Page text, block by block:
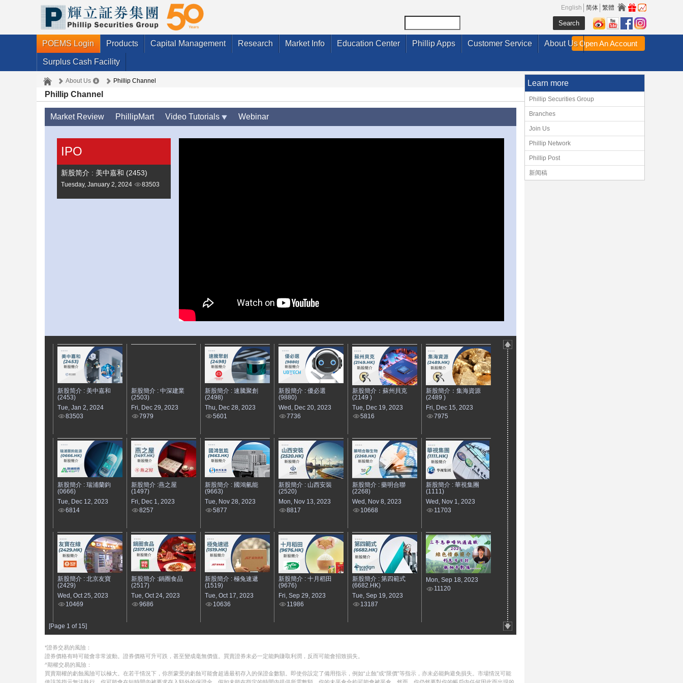
English 简体 繁體
POEMS Login Products Capital Management Research Market Info Education Center Phillip Apps Customer Service About Us
Surplus Cash Facility
Open An Account
About Us Phillip Channel
Phillip Channel
Market Review PhillipMart Video Tutorials Webinar
IPO
新股简介 : 美中嘉和 (2453)
Tuesday, January 2, 2024 83503
新股简介 : 美中嘉和
(2453)
Tue, Jan 2, 2024
83503
新股簡介 : 中深建業
(2503)
Fri, Dec 29, 2023
7979
新股簡介 : 速騰聚創
(2498)
Thu, Dec 28, 2023
5601
新股簡介 : 優必選
(9880)
Wed, Dec 20, 2023
7736
新股簡介：蘇州貝克
(2149 )
Tue, Dec 19, 2023
5816
新股簡介：集海資源
(2489 )
Fri, Dec 15, 2023
7975
新股簡介 : 瑞浦蘭鈞
(0666)
Tue, Dec 12, 2023
6814
新股簡介 :燕之屋
(1497)
Fri, Dec 1, 2023
8257
新股簡介 : 國鴻氫能
(9663)
Tue, Nov 28, 2023
5877
新股簡介 : 山西安裝
(2520)
Mon, Nov 13, 2023
8817
新股簡介 : 藥明合聯
(2268)
Wed, Nov 8, 2023
10668
新股簡介 : 華視集團
(1111)
Wed, Nov 1, 2023
11703
新股簡介 : 北京友寶
(2429)
Wed, Oct 25, 2023
10469
新股簡介 :鍋圈食品
(2517)
Tue, Oct 24, 2023
9686
新股簡介 : 極兔速遞
(1519)
Tue, Oct 17, 2023
10636
新股簡介 : 十月稻田
(9676)
Fri, Sep 29, 2023
11986
新股簡介 : 第四範式
(6682.HK)
Tue, Sep 19, 2023
13187
Mon, Sep 18, 2023
11120
[Page 1 of 15]
*證券交易的風險：
證券價格有時可能會非常波動。證券價格可升可跌，甚至變成毫無價值。買賣證券未必一定能夠賺取利潤，反而可能會招致損失。
^期權交易的風險：
買賣期權的虧蝕風險可以極大。在若干情況下，你所蒙受的虧蝕可能會超過最初存入的保證金數額。即使你設定了備用指示，例如“止蝕”或“限價”等指示，亦未必能夠避免損失。市場情況可能
Learn more
Phillip Securities Group
Branches
Join Us
Phillip Network
Phillip Post
新闻稿